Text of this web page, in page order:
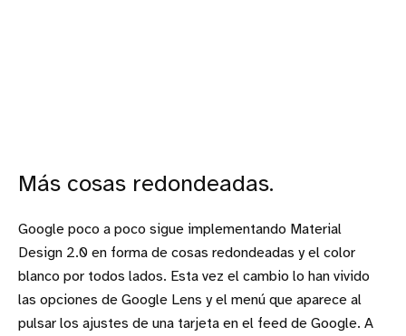
Más cosas redondeadas.
Google poco a poco sigue implementando Material
Design 2.0 en forma de cosas redondeadas y el color
blanco por todos lados. Esta vez el cambio lo han vivido
las opciones de Google Lens y el menú que aparece al
pulsar los ajustes de una tarjeta en el feed de Google. A